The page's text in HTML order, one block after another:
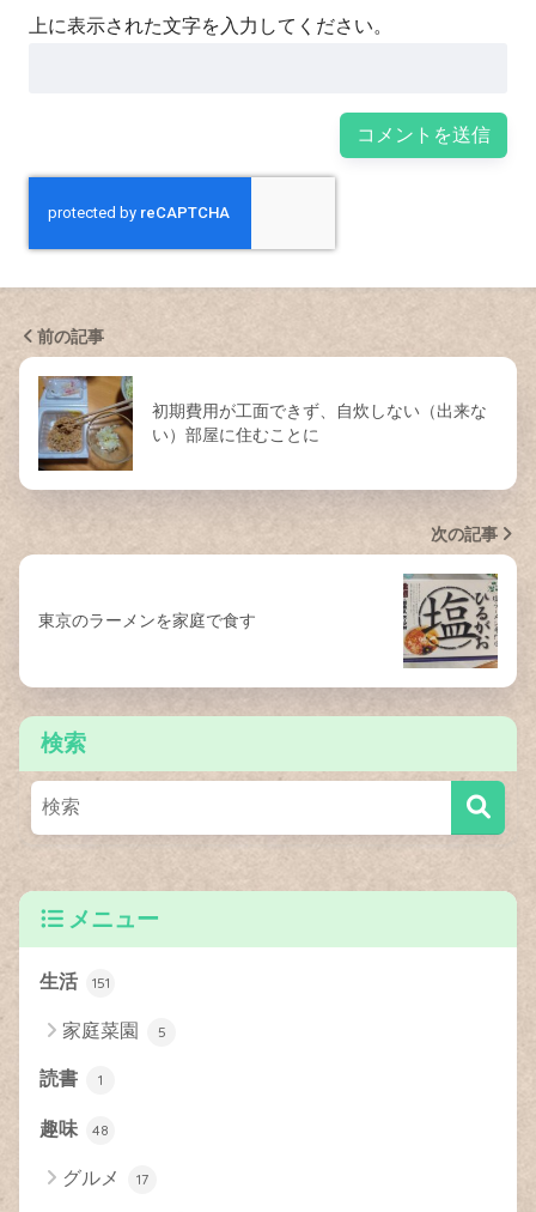
上に表示された文字を入力してください。
前の記事
初期費用が工面できず、自炊しない（出来な
い）部屋に住むことに
次の記事
東京のラーメンを家庭で食す
検索
メニュー
生活 151
家庭菜園 5
読書 1
趣味 48
グルメ 17